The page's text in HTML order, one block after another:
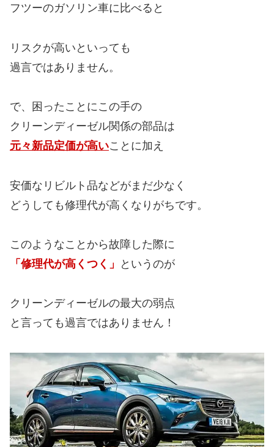
フツーのガソリン車に比べると
リスクが高いといっても
過言ではありません。
で、困ったことにこの手の
クリーンディーゼル関係の部品は
元々新品定価が高いことに加え
安価なリビルト品などがまだ少なく
どうしても修理代が高くなりがちです。
このようなことから故障した際に
「修理代が高くつく」
というのが
クリーンディーゼルの最大の弱点
と言っても過言ではありません！